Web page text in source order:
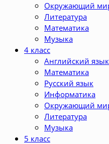
Окружающий
Литература
Математика
Музыка
4 класс
Английский язык
Математика
Русский язык
Информатика
Окружающий
Литература
Музыка
5 класс